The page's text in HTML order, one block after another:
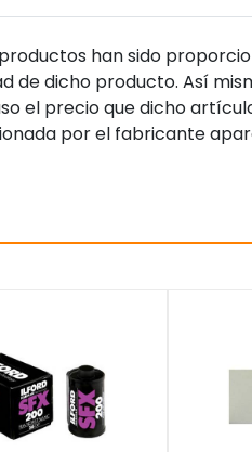
han sido
dicho producto. Así
el precio que dicho
por el fabricante